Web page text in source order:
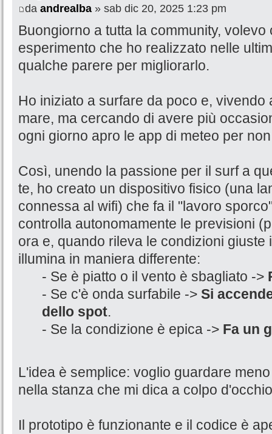
da andrealba » sab dic 20, 2025 1:23 pm
Buongiorno a tutta la community,
esperimento che ho realizzato nelle
qualche parere per migliorarlo.
Ho iniziato a surfare da poco e,
mare, ma cercando di avere più
ogni giorno apro le app di meteo per
Così, unendo la passione per il surf a
te, ho creato un dispositivo fisico (una
connessa al wifi) che fa il "lavoro
controlla autonomamente le previsioni
ora e, quando rileva le condizioni
illumina in maniera differente:
- Se è piatto o il vento è sbagliato ->
- Se c'è onda surfabile -> Si
dello spot.
- Se la condizione è epica -> Fa un
L'idea è semplice: voglio guardare
nella stanza che mi dica a colpo
Il prototipo è funzionante e il codice è